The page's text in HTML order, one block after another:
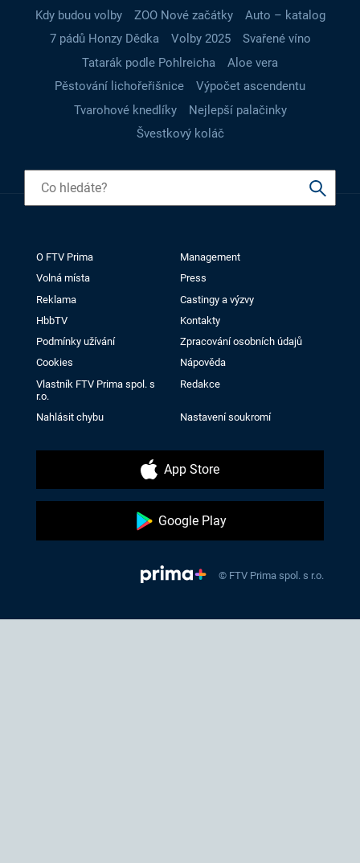
Kdy budou volby
ZOO Nové začátky
Auto – katalog
7 pádů Honzy Dědka
Volby 2025
Svařené víno
Tatarák podle Pohlreicha
Aloe vera
Pěstování lichořeřišnice
Výpočet ascendentu
Tvarohové knedlíky
Nejlepší palačinky
Švestkový koláč
O FTV Prima
Management
Volná místa
Press
Reklama
Castingy a výzvy
HbbTV
Kontakty
Podmínky užívání
Zpracování osobních údajů
Cookies
Nápověda
Vlastník FTV Prima spol. s
r.o.
Redakce
Nahlásit chybu Nastavení soukromí
App Store
Google Play
© FTV Prima spol. s r.o.